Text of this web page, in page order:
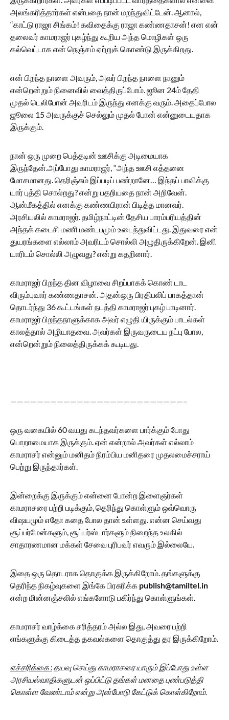
அலங்கரித்தார்கள் என்பதை நான் மறந்துவிட்டேன். ஆனால்,
“காட்டு ராஜா சிங்கம்! கவிதைக்கு ராஜா கண்ணதாசன்! என என்
தலைவர் காமராஜர் புகழ்ந்து கூறிய அந்த மொழிகள் ஒரு
கல்வெட்டாக என் நெஞ்சம் ஏற்றுக் கொண்டு இருக்கிறது.
என் பிறந்த நாளை அவரும், அவர் பிறந்த நாளை நானும்
என்றென்றும் நினைவில் வைத்திருப்போம். ஜூன 24ம் தேதி
முதல் டெலிபோன் அவரிடம் இருந்து எனக்கு வரும். அதைப்போல
ஜூலை 15 அவருக்குச் செல்லும் முதல் போன் என்னுடையதாக
இருக்கும்.
நான் ஒரு முறை பெத்தடின் ஊசிக்கு அடிமையாக
இருந்தேன்.அப்போது காமராஜர், “அந்த ஊசி எத்தனை
மோசமானது. தெரிஞ்சும் இப்படிப் பண்றானே… இந்தப் பாவிக்கு
யார் புத்தி சொல்றது? என்று பதறியதை நான் அறிவேன்.
ஆன்மீகத்தில் எனக்கு கண்ணபிரான் பிடித்த மானவர்.
அரசியலில் காமராஜர். தமிழ்நாட்டின் தேசிய பாரம்பரியத்தின்
அந்தக் கடைசி மணி மண்டபமும் உடைந்துவிட்டது. இதுவரை என்
துயரங்களை எல்லாம் அவரிடம் சொல்லி அழுதிருக்கிறேன். இனி
யாரிடம் சொல்லி அழுவது? என்று கதறினார்.
காமராஜர் பிறந்த தின விழாவை சிறப்பாகக் கொண் டாட
விரும்புவார் கண்ணதாசன். அதன்ஒரு பிரதிபலிப் பாகத்தான்
தொடர்ந்து 36 கூட்டங்கள் நடத்தி காமராஜர் புகழ் பாடினார்.
காமராஜர் பிறந்தநாளுக்காக அவர் எழுதி யிருக்கும் பாடல்கள்
காலத்தால் அழியாதவை. அவர்கள் இருவருடைய நட்பு போல,
என்றென்றும் நிலைத்திருக்கக் கூடியது.
——————————————————————————–
ஒரு வகையில் 60 வயது கடந்தவர்களை பார்க்கும் போது
பொறாமையாக இருக்கும். ஏன் என்றால் அவர்கள் எல்லாம்
காமராசர் என்னும் மனிதம் நிரம்பிய மனிதரை முதலமைச்சராய்
பெற்று இருந்தார்கள்.
இன்றைக்கு இருக்கும் என்னை போன்ற இளைஞர்கள்
காமராசரை பற்றி படிக்கும், தெரிந்து கொள்ளும் ஒவ்வொரு
விஷயமும் எதோ கதை போல தான் உள்ளது. என்ன செய்வது
சூப்பர்மேன்களும், சூப்பர்ஸ்டார்களும் நிறைந்த உலகில்
சாதாரணமான மக்கள் சேவை புரிபவர் எவரும் இல்லையே.
இதை ஒரு தொடராக தொகுக்க இருக்கிறோம். தங்களுக்கு
தெரிந்த நிகழ்வுகளை இங்கே பிரசுரிக்க publish@tamiltel.in
என்ற மின்னஞ்சலில் எங்களோடு பகிர்ந்து கொள்ளுங்கள்.
காமராசர் வாழ்க்கை சரித்தரம் அல்ல இது, அவரை பற்றி
எங்களுக்கு கிடைத்த தகவல்களை தொகுத்து தர இருக்கிறோம்.
எச்சரிக்கை :தயவு செய்து காமராசரை யாரும் இப்போது உள்ள
அரசியல்வாதிகளுடன் ஒப்பிட்டு தங்கள் மனதை புண்படுத்தி
கொள்ள வேண்டாம் என்று அன்போடு கேட்டுக் கொள்கிறோம்.